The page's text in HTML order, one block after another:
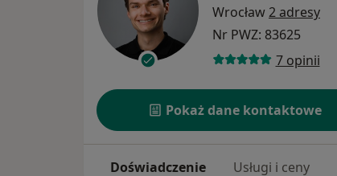
Wrocław2 adresy
Nr PWZ: 83625
7 opinii
Pokaż dane kontaktowe
Doświadczenie Usługi i ceny